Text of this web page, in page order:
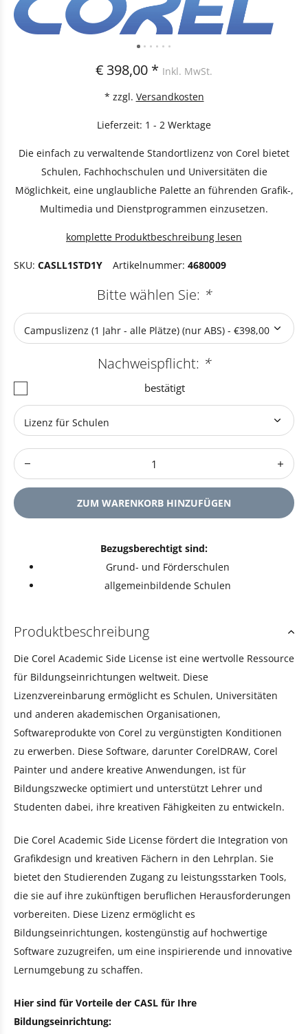
€ 398,00 * Inkl. MwSt.
* zzgl. Versandkosten
Lieferzeit: 1 - 2 Werktage
Die einfach zu verwaltende Standortlizenz von Corel bietet
Schulen, Fachhochschulen und Universitäten die
Möglichkeit, eine unglaubliche Palette an führenden Grafik-,
Multimedia und Dienstprogrammen einzusetzen.
komplette Produktbeschreibung lesen
SKU: CASLL1STD1Y Artikelnummer: 4680009
Bitte wählen Sie: *
Nachweispflicht: *
bestätigt
ZUM WARENKORB HINZUFÜGEN
Bezugsberechtigt sind:
Grund- und Förderschulen
allgemeinbildende Schulen
Produktbeschreibung
Die Corel Academic Side License ist eine wertvolle Ressource
für Bildungseinrichtungen weltweit. Diese
Lizenzvereinbarung ermöglicht es Schulen, Universitäten
und anderen akademischen Organisationen,
Softwareprodukte von Corel zu vergünstigten Konditionen
zu erwerben. Diese Software, darunter CorelDRAW, Corel
Painter und andere kreative Anwendungen, ist für
Bildungszwecke optimiert und unterstützt Lehrer und
Studenten dabei, ihre kreativen Fähigkeiten zu entwickeln.
Die Corel Academic Side License fördert die Integration von
Grafikdesign und kreativen Fächern in den Lehrplan. Sie
bietet den Studierenden Zugang zu leistungsstarken Tools,
die sie auf ihre zukünftigen beruflichen Herausforderungen
vorbereiten. Diese Lizenz ermöglicht es
Bildungseinrichtungen, kostengünstig auf hochwertige
Software zuzugreifen, um eine inspirierende und innovative
Lernumgebung zu schaffen.
Hier sind für Vorteile der CASL für Ihre
Bildungseinrichtung: